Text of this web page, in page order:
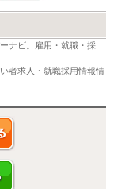
ナビ。雇用・就職・採
者求人・就職採用情報情